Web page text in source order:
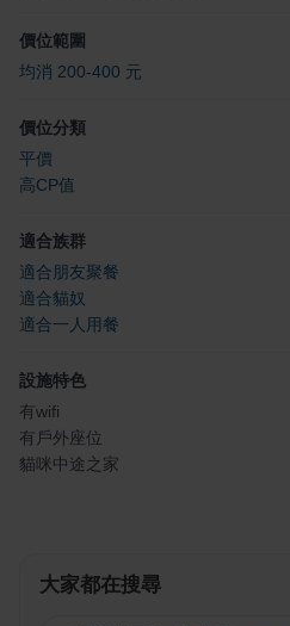
價位範圍
均消 200-400 元
價位分類
平價
高CP值
適合族群
適合朋友聚餐
適合貓奴
適合一人用餐
設施特色
有wifi
有戶外座位
貓咪中途之家
大家都在搜尋